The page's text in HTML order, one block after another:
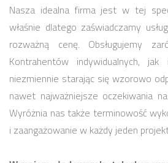
Nasza idealna firma jest w tej
właśnie dlatego zaświadczamy
rozważną cenę. Obsługujemy
Kontrahentów indywidualnych,
niezmiennie starając się wzorowo
nawet najważniejsze oczekiwania
Wyróżnia nas także terminowość
i zaangażowanie w każdy jeden